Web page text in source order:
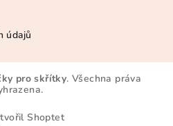
údajů
pro skřítky. Všechna práva
Shoptet